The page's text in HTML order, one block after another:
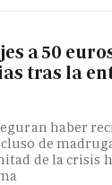
a 50
tras la
haber
de
de la crisis